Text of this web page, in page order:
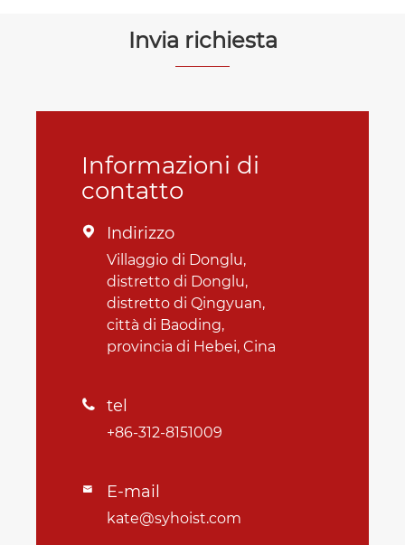
Invia richiesta
Informazioni di
contatto
 Indirizzo
Villaggio di Donglu,
distretto di Donglu,
distretto di Qingyuan,
città di Baoding,
provincia di Hebei, Cina
 tel
+86-312-8151009
 E-mail
kate@syhoist.com